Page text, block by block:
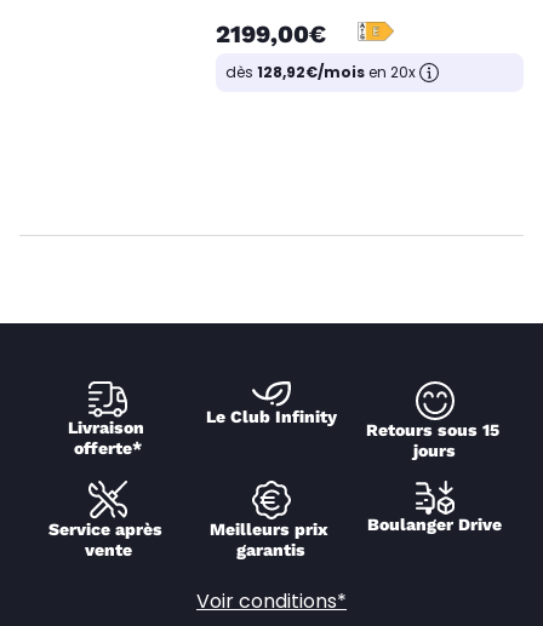
2199,00€
dès 128,92€/moisen 20x
Livraison
offerte*
Le Club Infinity
Retours sous 15
jours
Service après
vente
Meilleurs prix
garantis
Boulanger Drive
Voir conditions*